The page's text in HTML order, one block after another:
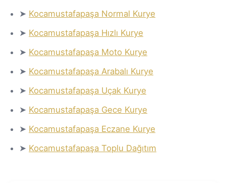
➤ Kocamustafapaşa Normal Kurye
➤ Kocamustafapaşa Hızlı Kurye
➤ Kocamustafapaşa Moto Kurye
➤ Kocamustafapaşa Arabalı Kurye
➤ Kocamustafapaşa Uçak Kurye
➤ Kocamustafapaşa Gece Kurye
➤ Kocamustafapaşa Eczane Kurye
➤ Kocamustafapaşa Toplu Dağıtım